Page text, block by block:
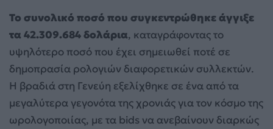
Το συνολικό ποσό που συγκεντρώθηκε άγγιξε
τα 42.309.684 δολάρια, καταγράφοντας το
υψηλότερο ποσό που έχει σημειωθεί ποτέ σε
δημοπρασία ρολογιών διαφορετικών συλλεκτών.
Η βραδιά στη Γενεύη εξελίχθηκε σε ένα από τα
μεγαλύτερα γεγονότα της χρονιάς για τον κόσμο της
ωρολογοποιίας, με τα bids να ανεβαίνουν διαρκώς